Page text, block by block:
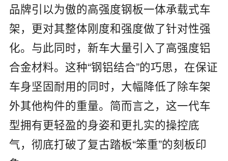
品牌引以为傲的高强度钢板一体承载式车
架，更对其整体刚度和强度做了针对性强
化。与此同时，新车大量引入了高强度铝
合金材料。这种“钢铝结合”的巧思，在保证
车身坚固耐用的同时，大幅降低了除车架
外其他构件的重量。简而言之，这一代车
型拥有更轻盈的身姿和更扎实的操控底
气，彻底打破了复古踏板“笨重”的刻板印